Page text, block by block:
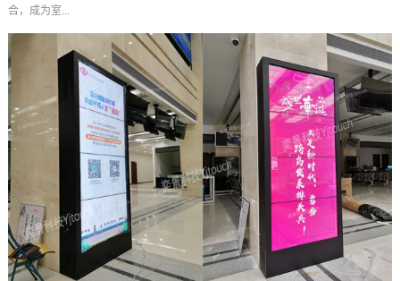
合，成为室...